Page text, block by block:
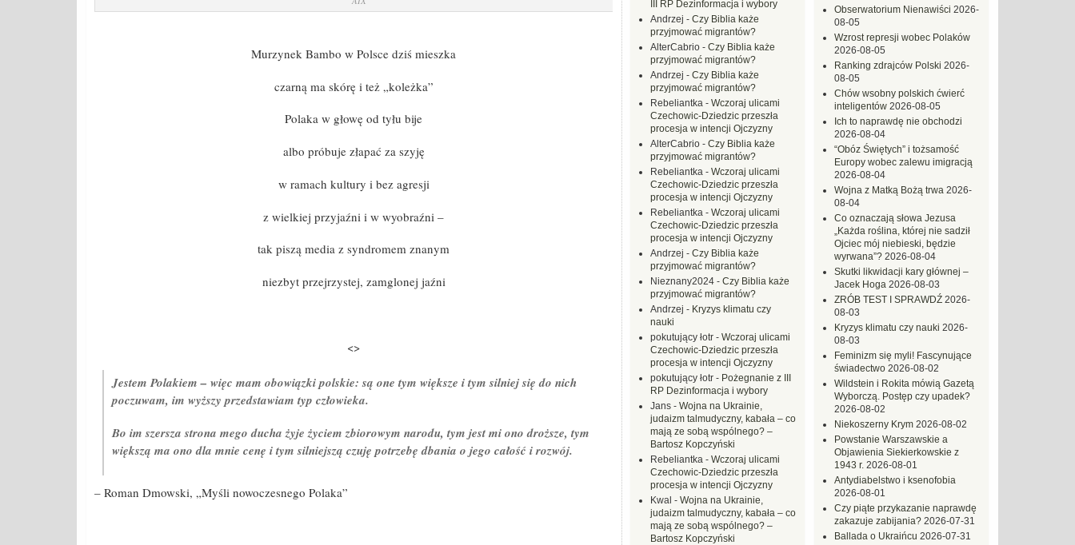
Murzynek Bambo w Polsce dziś mieszka
czarną ma skórę i też „koleżka”
Polaka w głowę od tyłu bije
albo próbuje złapać za szyję
w ramach kultury i bez agresji
z wielkiej przyjaźni i w wyobraźni –
tak piszą media z syndromem znanym
niezbyt przejrzystej, zamglonej jaźni
<>
Jestem Polakiem – więc mam obowiązki polskie: są one tym większe i tym silniej się do nich
poczuwam, im wyższy przedstawiam typ człowieka.
Bo im szersza strona mego ducha żyje życiem zbiorowym narodu, tym jest mi ono droższe, tym
większą ma ono dla mnie cenę i tym silniejszą czuję potrzebę dbania o jego całość i rozwój.
– Roman Dmowski, „Myśli nowoczesnego Polaka”
Obserwatorium Nienawiści 2026-
08-05
Wzrost represji wobec Polaków
2026-08-05
Ranking zdrajców Polski 2026-
08-05
Chów wsobny polskich ćwierć
inteligentów 2026-08-05
Ich to naprawdę nie obchodzi
2026-08-04
“Obóz Świętych” i tożsamość
Europy wobec zalewu imigracją
2026-08-04
Wojna z Matką Bożą trwa 2026-
08-04
Co oznaczają słowa Jezusa
„Każda roślina, której nie sadził
Ojciec mój niebieski, będzie
wyrwana”? 2026-08-04
Skutki likwidacji kary głównej –
Jacek Hoga 2026-08-03
ZRÓB TEST I SPRAWDŹ 2026-
08-03
Kryzys klimatu czy nauki 2026-
08-03
Feminizm się myli! Fascynujące
świadectwo 2026-08-02
Wildstein i Rokita mówią Gazetą
Wyborczą. Postęp czy upadek?
2026-08-02
Niekoszerny Krym 2026-08-02
Powstanie Warszawskie a
Objawienia Siekierkowskie z
1943 r. 2026-08-01
Antydiabelstwo i ksenofobia
2026-08-01
Czy piąte przykazanie naprawdę
zakazuje zabijania? 2026-07-31
Ballada o Ukraińcu 2026-07-31
III RP Dezinformacja i wybory
Andrzej - Czy Biblia każe
przyjmować migrantów?
AlterCabrio - Czy Biblia każe
przyjmować migrantów?
Andrzej - Czy Biblia każe
przyjmować migrantów?
Rebeliantka - Wczoraj ulicami
Czechowic-Dziedzic przeszła
procesja w intencji Ojczyzny
AlterCabrio - Czy Biblia każe
przyjmować migrantów?
Rebeliantka - Wczoraj ulicami
Czechowic-Dziedzic przeszła
procesja w intencji Ojczyzny
Rebeliantka - Wczoraj ulicami
Czechowic-Dziedzic przeszła
procesja w intencji Ojczyzny
Andrzej - Czy Biblia każe
przyjmować migrantów?
Nieznany2024 - Czy Biblia każe
przyjmować migrantów?
Andrzej - Kryzys klimatu czy
nauki
pokutujący łotr - Wczoraj ulicami
Czechowic-Dziedzic przeszła
procesja w intencji Ojczyzny
pokutujący łotr - Pożegnanie z III
RP Dezinformacja i wybory
Jans - Wojna na Ukrainie,
judaizm talmudyczny, kabała – co
mają ze sobą wspólnego? –
Bartosz Kopczyński
Rebeliantka - Wczoraj ulicami
Czechowic-Dziedzic przeszła
procesja w intencji Ojczyzny
Kwal - Wojna na Ukrainie,
judaizm talmudyczny, kabała – co
mają ze sobą wspólnego? –
Bartosz Kopczyński